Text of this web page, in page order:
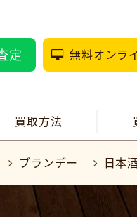
定 無料オンラ
買取方法
ブランデー 日本